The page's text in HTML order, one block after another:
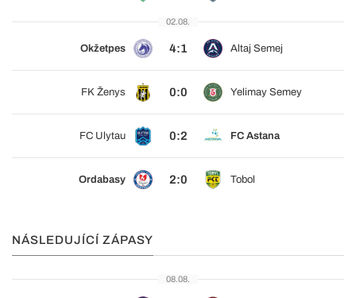
02.08.
Okžetpes 4:1 Altaj Semej
FK Ženys 0:0 Yelimay Semey
FC Ulytau 0:2 FC Astana
Ordabasy 2:0 Tobol
NÁSLEDUJÍCÍ ZÁPASY
08.08.